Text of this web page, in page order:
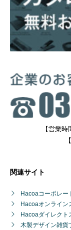
【営業
関連サイト
Hacoaコーポレー
Hacoaオンライン
Hacoaダイレクト
木製デザイン雑貨